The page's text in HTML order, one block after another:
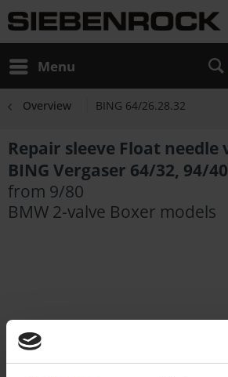
Menu
Overview BING 64/26.28.32
Repair sleeve Float needle
BING Vergaser 64/32, 94/40
from 9/80
BMW 2-valve Boxer models